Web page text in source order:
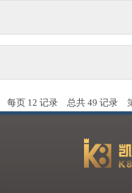
每页 12 记录 总共 49 记录